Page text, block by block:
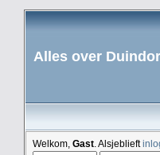
Alles over
Welkom, Gast . Alsjeblieft